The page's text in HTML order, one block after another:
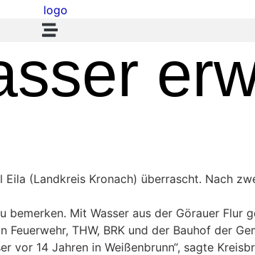
(Landkreis Kronach) überrascht. Nach
Mit Wasser aus der Görauer Flur
THW, BRK und der Bauhof der
vor 14 Jahren in Weißenbrunn“, sagte